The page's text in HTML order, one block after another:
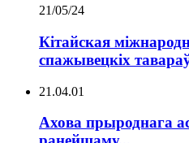
21/05/24
Кітайская
спажывецкіх
21.04.01
Ахова прыроднага